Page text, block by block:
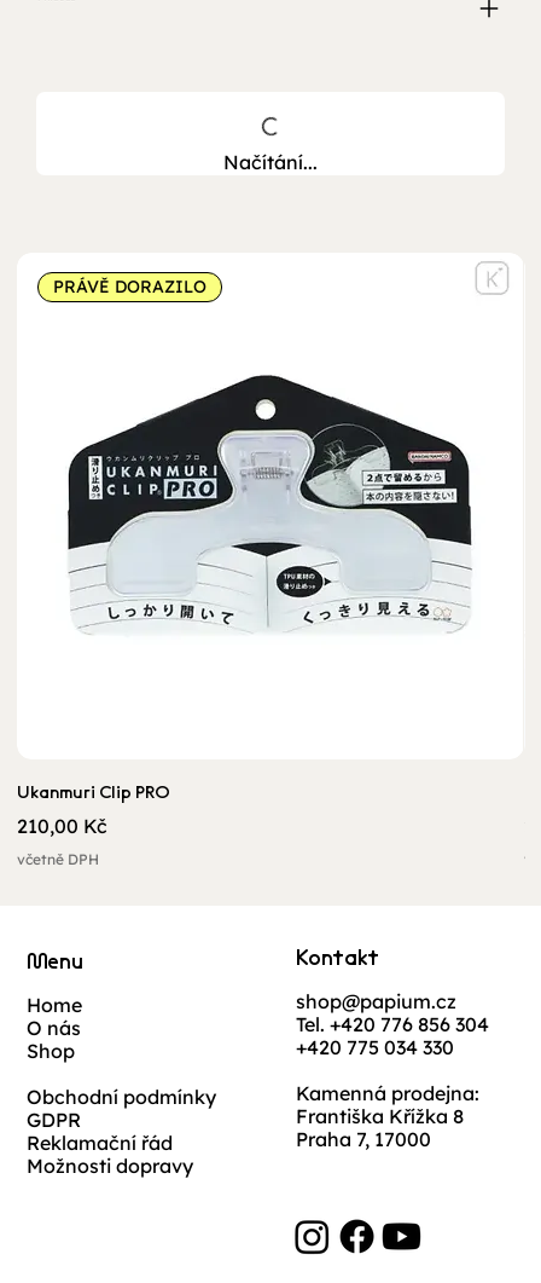
Načítání...
PRÁVĚ DORAZILO
Ukanmuri Clip PRO
Cena
210,00 Kč
včetně DPH
Kontakt
shop@papium.cz
Tel. +420 776 856 304
+420 775 034 330
Kamenná prodejna:
Františka Křížka 8
Praha 7, 17000
Menu
Home
O nás
Shop
Obchodní podmínky
GDPR
Reklamační řád
Možnosti dopravy